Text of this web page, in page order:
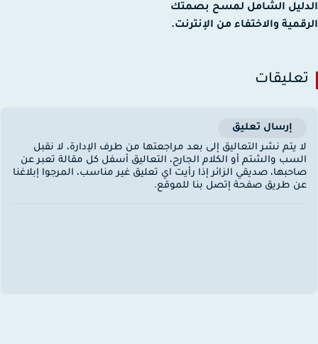
الشامل لمسح بصمتك
والاختفاء من الإنترنت.
إرسال تعليق
يتم نشر التعاليق إلى بعد مراجعتها من طرف الإدارة، لا نقبل
والشتم أو الكلام الجارح، التعاليق أسفل كل مقالة تعبر عن
صديقي الزائر إذا رأيت اي تعليق غير مناسب، المرجوا إبلاغنا
طريق صفحة إتصل بنا للموقع.